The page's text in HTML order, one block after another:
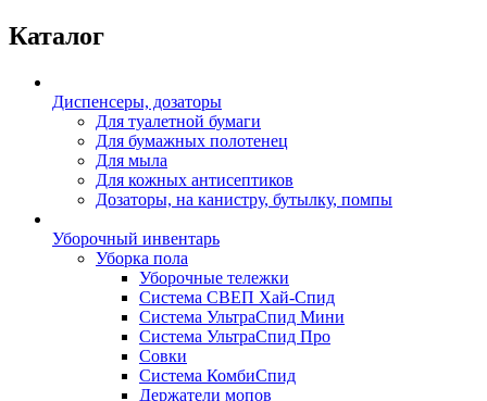
Каталог
Диспенсеры, дозаторы
Для туалетной бумаги
Для бумажных полотенец
Для мыла
Для кожных антисептиков
Дозаторы, на канистру, бутылку, помпы
Уборочный инвентарь
Уборка пола
Уборочные тележки
Система СВЕП Хай-Спид
Система УльтраСпид Мини
Система УльтраСпид Про
Совки
Система КомбиСпид
Держатели мопов